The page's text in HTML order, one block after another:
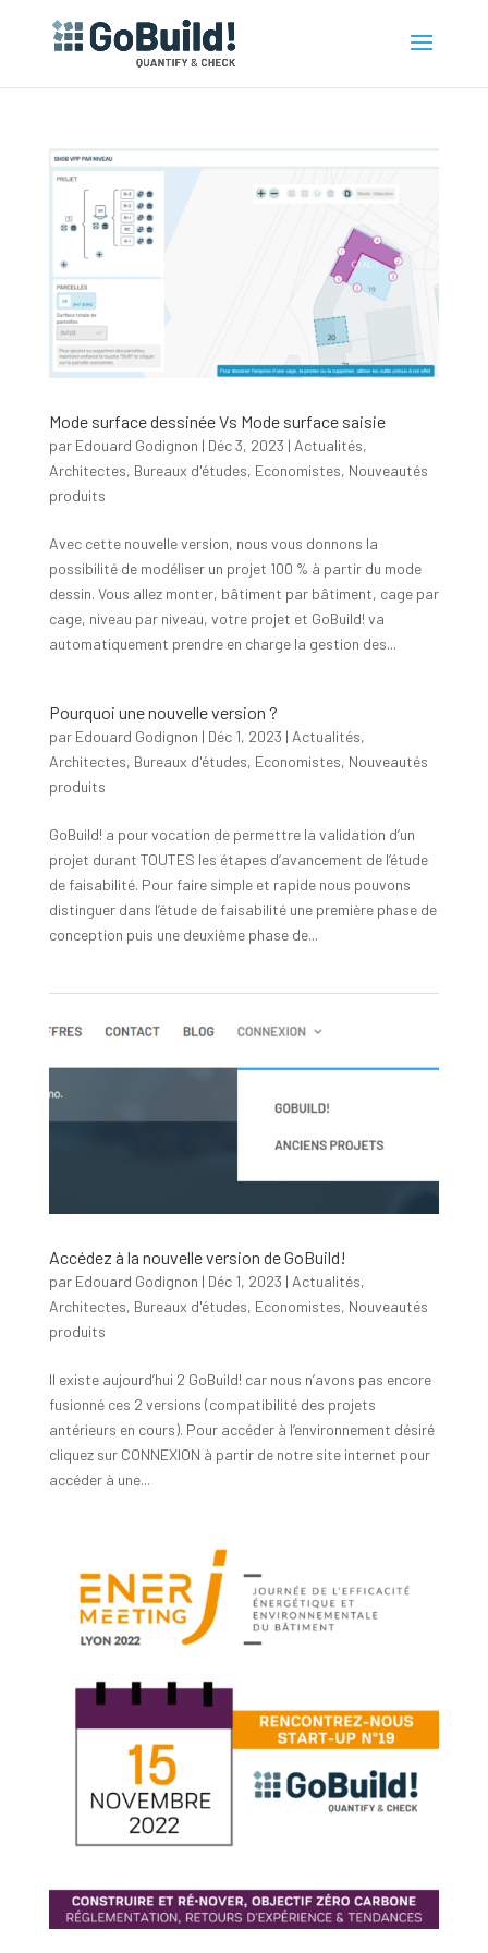
Mode surface dessinée Vs Mode surface saisie
par Edouard Godignon | Déc 3, 2023 | Actualités,
Architectes, Bureaux d'études, Economistes, Nouveautés
produits
Avec cette nouvelle version, nous vous donnons la
possibilité de modéliser un projet 100 % à partir du mode
dessin. Vous allez monter, bâtiment par bâtiment, cage par
cage, niveau par niveau, votre projet et GoBuild! va
automatiquement prendre en charge la gestion des...
Pourquoi une nouvelle version ?
par Edouard Godignon | Déc 1, 2023 | Actualités,
Architectes, Bureaux d'études, Economistes, Nouveautés
produits
GoBuild! a pour vocation de permettre la validation d’un
projet durant TOUTES les étapes d’avancement de l’étude
de faisabilité. Pour faire simple et rapide nous pouvons
distinguer dans l’étude de faisabilité une première phase de
conception puis une deuxième phase de...
Accédez à la nouvelle version de GoBuild!
par Edouard Godignon | Déc 1, 2023 | Actualités,
Architectes, Bureaux d'études, Economistes, Nouveautés
produits
Il existe aujourd’hui 2 GoBuild! car nous n’avons pas encore
fusionné ces 2 versions (compatibilité des projets
antérieurs en cours). Pour accéder à l’environnement désiré
cliquez sur CONNEXION à partir de notre site internet pour
accéder à une...